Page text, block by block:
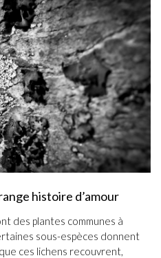
histoire d’amour
des plantes communes à
sous-espèces donnent
ces lichens recouvrent,